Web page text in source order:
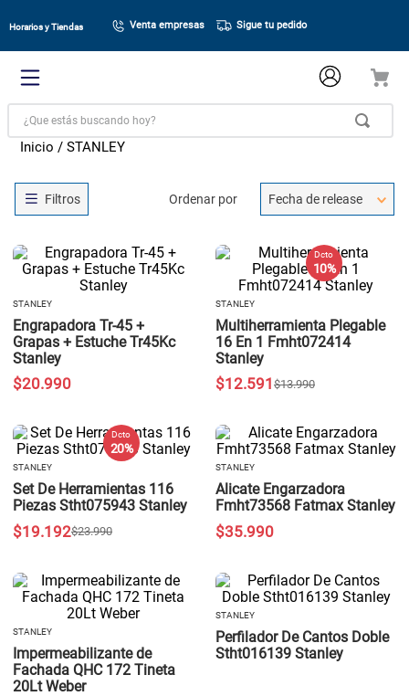
Horarios y Tiendas Venta empresas Sigue tu pedido
¿Que estás buscando hoy?
STANLEY
Ordenar por Fecha de release
STANLEY
Engrapadora Tr-45 +
Grapas + Estuche Tr45Kc
Stanley
$20.990
Dcto
10 %
STANLEY
Multiherramienta Plegable
16 En 1 Fmht072414
Stanley
$13.990
$12.591
Dcto
20 %
STANLEY
Set De Herramientas 116
Piezas Stht075943 Stanley
$23.990
$19.192
STANLEY
Alicate Engarzadora
Fmht73568 Fatmax Stanley
$35.990
STANLEY
Impermeabilizante de
Fachada QHC 172 Tineta
20Lt Weber
STANLEY
Perfilador De Cantos Doble
Stht016139 Stanley